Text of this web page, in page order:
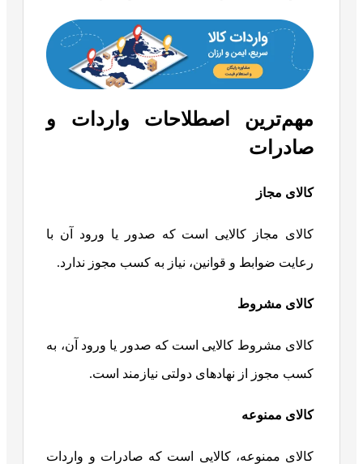
مهم‌ترین اصطلاحات واردات و
صادرات
کالای مجاز
کالای مجاز کالایی است که صدور یا ورود آن با
رعایت ضوابط و قوانین، نیاز به کسب مجوز ندارد.
کالای مشروط
کالای مشروط کالایی است که صدور یا ورود آن، به
کسب مجوز از نهادهای دولتی نیازمند است.
کالای ممنوعه
کالای ممنوعه، کالایی است که صادرات و واردات